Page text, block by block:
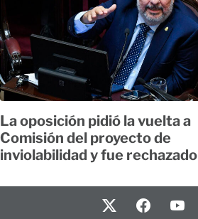
La oposición pidió la vuelta a
Comisión del proyecto de
inviolabilidad y fue rechazado